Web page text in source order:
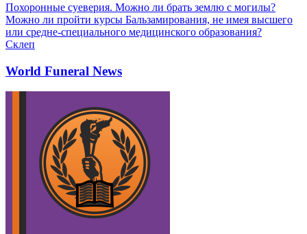
Похоронные суеверия. Можно ли брать землю с могилы?
Можно ли пройти курсы Бальзамирования, не имея высшего
или средне-специального медицинского образования?
Склеп
World Funeral News